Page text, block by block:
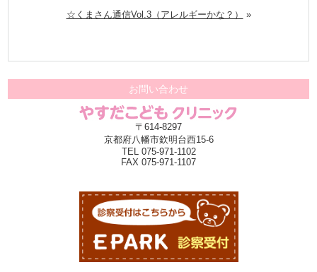
☆くまさん通信Vol.3（アレルギーかな？） »
お問い合わせ
〒614-8297
京都府八幡市欽明台西15-6
TEL 075-971-1102
FAX 075-971-1107